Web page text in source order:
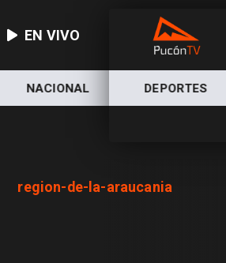
EN VIVO
NACIONAL DEPORTES
region-de-la-araucania